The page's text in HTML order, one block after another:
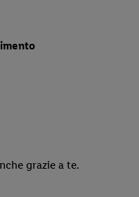
grazie a te.